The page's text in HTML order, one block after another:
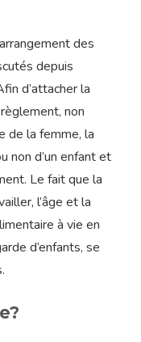
des
depuis
d’attacher la
non
de la femme, la
non d’un enfant et
Le fait que la
l’âge et la
à vie en
d’enfants, se